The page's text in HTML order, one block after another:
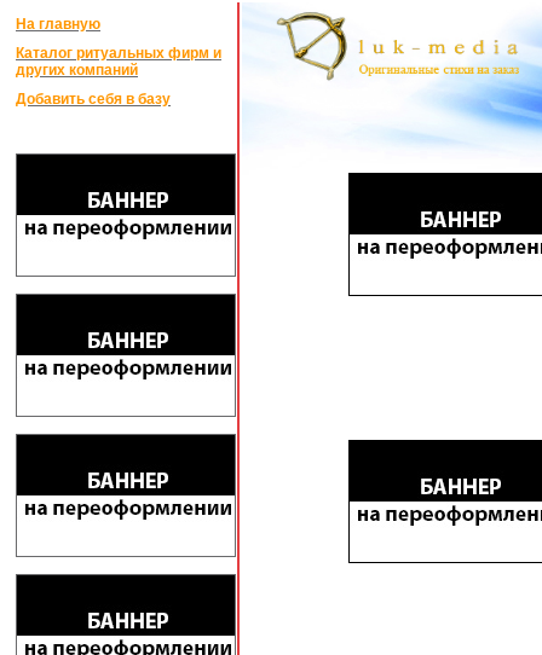
На главную
Каталог ритуальных фирм и
других компаний
Добавить себя в базу